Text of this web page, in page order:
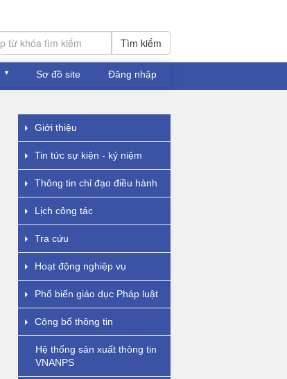
Tìm kiếm
Sơ đồ site Đăng nhập
Giới thiệu
Tin tức sự kiện - kỷ niệm
Thông tin chỉ đạo điều hành
Lịch công tác
Tra cứu
Hoạt động nghiệp vụ
Phổ biến giáo dục Pháp luật
Công bố thông tin
Hệ thống sản xuất thông tin
VNANPS